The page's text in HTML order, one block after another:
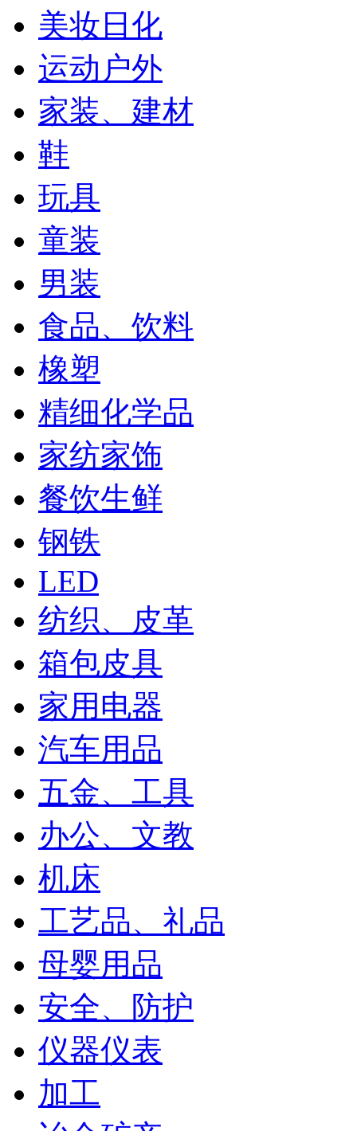
美妆日化
运动户外
家装、建材
鞋
玩具
童装
男装
食品、饮料
橡塑
精细化学品
家纺家饰
餐饮生鲜
钢铁
LED
纺织、皮革
箱包皮具
家用电器
汽车用品
五金、工具
办公、文教
机床
工艺品、礼品
母婴用品
安全、防护
仪器仪表
加工